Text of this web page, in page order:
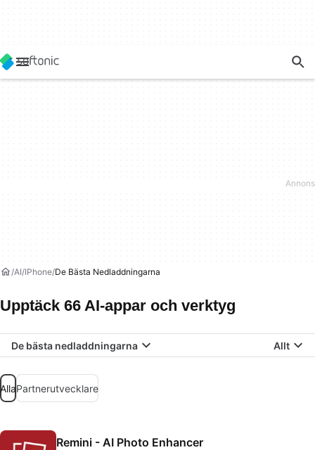
AI IPhone De Bästa Nedladdningarna
Upptäck 66 AI-appar och verktyg
De bästa nedladdningarna Allt
AllaPartnerutvecklare
Remini - AI Photo Enhancer